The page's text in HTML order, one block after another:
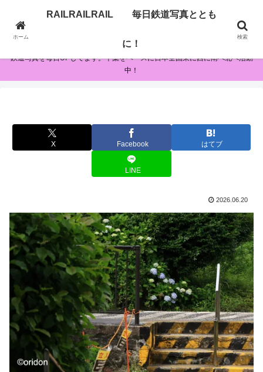
RAILRAILRAIL 毎日鉄道写真とともに！
鉄道写真を毎日UPしてます。千葉をベースに日本全国東に西に南へ北へ活動
中！
X Facebook はてブ
LINE
2026.06.20
ホーム
RAILRAILRAIL 毎日鉄道写真ととも
に！
検索